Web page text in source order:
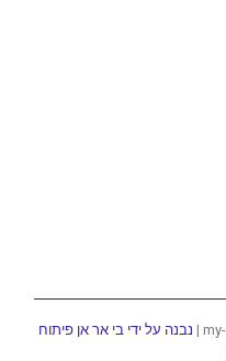
נבנה על ידי בי אר אן פיתוח